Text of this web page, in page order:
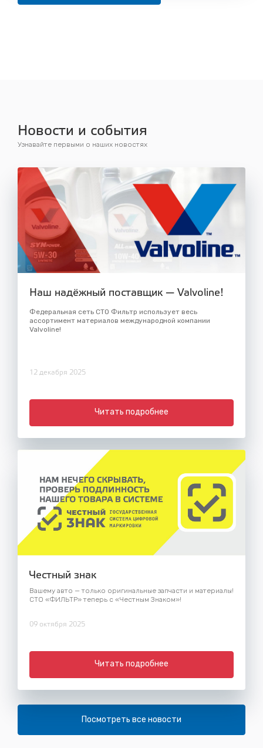
Новости и события
Узнавайте первыми о наших новостях
Наш надёжный поставщик — Valvoline!
Федеральная сеть СТО Фильтр использует весь
ассортимент материалов международной компании
Valvoline!
12 декабря 2025
Читать подробнее
Честный знак
Вашему авто — только оригинальные запчасти и материалы!
СТО «ФИЛЬТР» теперь с «Честным Знаком»!
09 октября 2025
Читать подробнее
Посмотреть все новости